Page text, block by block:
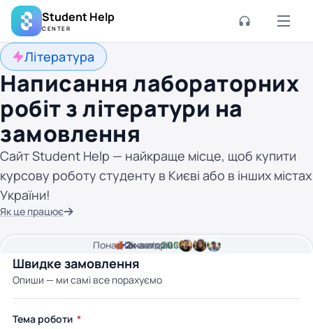
Student Help
CENTER
Література
Написання лабораторних
робіт з літератури на
замовлення
Сайт Student Help — найкраще місце, щоб купити
курсову роботу студенту в Києві або в інших містах
України!
Як це працює
Швидке замовлення
Опиши — ми самі все порахуємо
2хвилини часу
Ціна від200 грн
Понад2кавторів
Тема роботи